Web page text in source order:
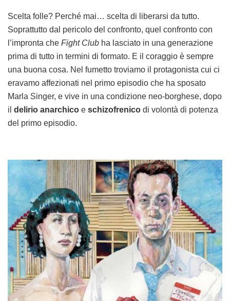
Scelta folle? Perché mai… scelta di liberarsi da tutto.
Soprattutto dal pericolo del confronto, quel confronto con
l’impronta che Fight Club ha lasciato in una generazione
prima di tutto in termini di formato. E il coraggio è sempre
una buona cosa. Nel fumetto troviamo il protagonista cui ci
eravamo affezionati nel primo episodio che ha sposato
Marla Singer, e vive in una condizione neo-borghese, dopo
il delirio anarchico e schizofrenico di volontà di potenza
del primo episodio.